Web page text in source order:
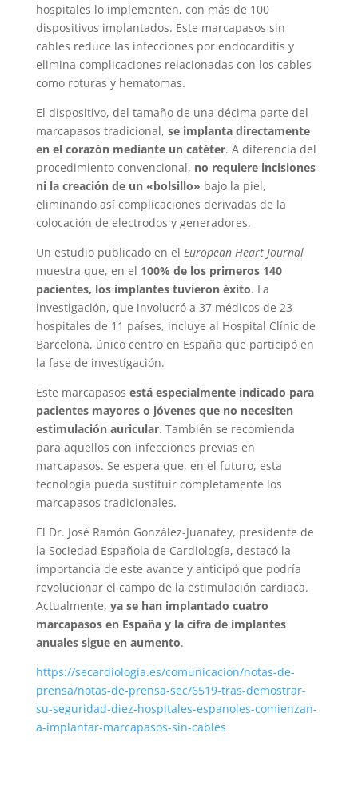
hospitales lo implementen, con más de 100
dispositivos implantados. Este marcapasos sin
cables reduce las infecciones por endocarditis y
elimina complicaciones relacionadas con los cables
como roturas y hematomas.
El dispositivo, del tamaño de una décima parte del
marcapasos tradicional, se implanta directamente
en el corazón mediante un catéter. A diferencia del
procedimiento convencional, no requiere incisiones
ni la creación de un «bolsillo» bajo la piel,
eliminando así complicaciones derivadas de la
colocación de electrodos y generadores.
Un estudio publicado en el European Heart Journal
muestra que, en el 100% de los primeros 140
pacientes, los implantes tuvieron éxito. La
investigación, que involucró a 37 médicos de 23
hospitales de 11 países, incluye al Hospital Clínic de
Barcelona, único centro en España que participó en
la fase de investigación.
Este marcapasos está especialmente indicado para
pacientes mayores o jóvenes que no necesiten
estimulación auricular. También se recomienda
para aquellos con infecciones previas en
marcapasos. Se espera que, en el futuro, esta
tecnología pueda sustituir completamente los
marcapasos tradicionales.
El Dr. José Ramón González-Juanatey, presidente de
la Sociedad Española de Cardiología, destacó la
importancia de este avance y anticipó que podría
revolucionar el campo de la estimulación cardiaca.
Actualmente, ya se han implantado cuatro
marcapasos en España y la cifra de implantes
anuales sigue en aumento.
https://secardiologia.es/comunicacion/notas-de-
prensa/notas-de-prensa-sec/6519-tras-demostrar-
su-seguridad-diez-hospitales-espanoles-comienzan-
a-implantar-marcapasos-sin-cables